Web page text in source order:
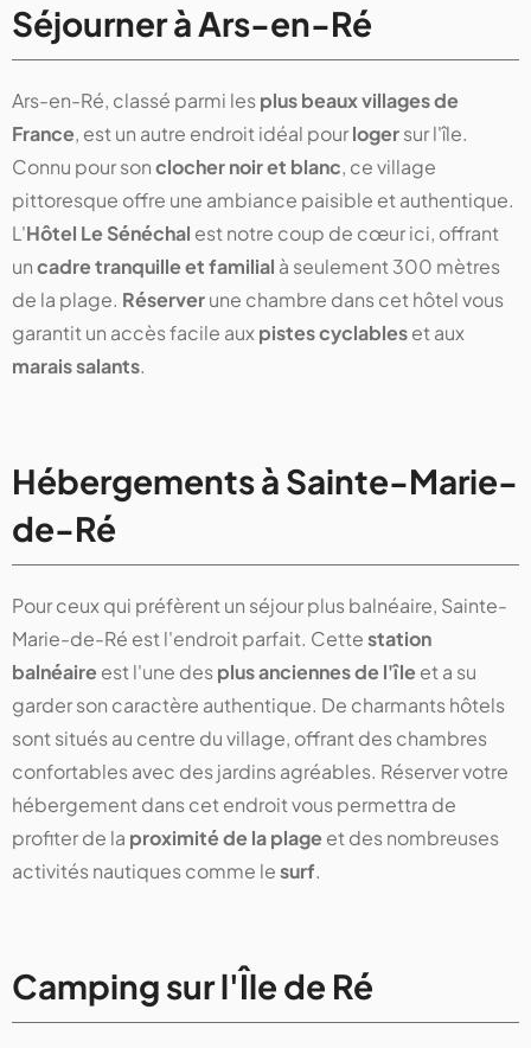
Séjourner à Ars-en-Ré
Ars-en-Ré, classé parmi lesplus beaux villages de
France, est un autre endroit idéal pourlogersur l'île.
Connu pour sonclocher noir et blanc, ce village
pittoresque offre une ambiance paisible et authentique.
L'Hôtel Le Sénéchal est notre coup de cœur ici, offrant
uncadre tranquille et familial à seulement 300 mètres
de la plage. Réserverune chambre dans cet hôtel vous
garantit un accès facile auxpistes cyclableset aux
marais salants.
Hébergements à Sainte-Marie-
de-Ré
Pour ceux qui préfèrent un séjour plus balnéaire, Sainte-
Marie-de-Ré est l'endroit parfait. Cettestation
balnéaireest l'une desplus anciennes de l'îleet a su
garder son caractère authentique. De charmants hôtels
sont situés au centre du village, offrant des chambres
confortables avec des jardins agréables. Réserver votre
hébergement dans cet endroit vous permettra de
profiter de la proximité de la plageet des nombreuses
activités nautiques comme lesurf.
Camping sur l'Île de Ré